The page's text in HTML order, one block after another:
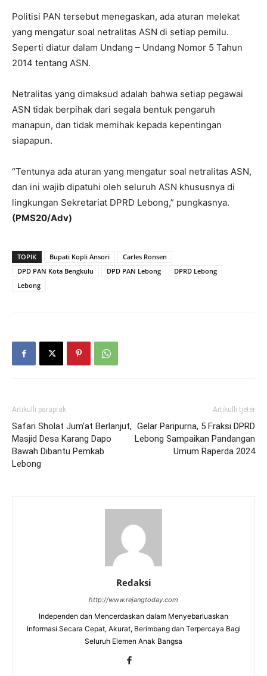
Politisi PAN tersebut menegaskan, ada aturan melekat
yang mengatur soal netralitas ASN di setiap pemilu.
Seperti diatur dalam Undang – Undang Nomor 5 Tahun
2014 tentang ASN.
Netralitas yang dimaksud adalah bahwa setiap pegawai
ASN tidak berpihak dari segala bentuk pengaruh
manapun, dan tidak memihak kepada kepentingan
siapapun.
“Tentunya ada aturan yang mengatur soal netralitas ASN,
dan ini wajib dipatuhi oleh seluruh ASN khususnya di
lingkungan Sekretariat DPRD Lebong,” pungkasnya.
(PMS20/Adv)
TOPIK Bupati Kopli Ansori
Carles Ronsen
DPD PAN Kota Bengkulu
DPD PAN Lebong
DPRD Lebong
Lebong
Artikulli paraprak
Safari Sholat Jum’at Berlanjut,
Masjid Desa Karang Dapo
Bawah Dibantu Pemkab
Lebong
Artikulli tjetër
Gelar Paripurna, 5 Fraksi DPRD
Lebong Sampaikan Pandangan
Umum Raperda 2024
Redaksi
http://www.rejangtoday.com
Independen dan Mencerdaskan dalam Menyebarluaskan
Informasi Secara Cepat, Akurat, Berimbang dan Terpercaya Bagi
Seluruh Elemen Anak Bangsa